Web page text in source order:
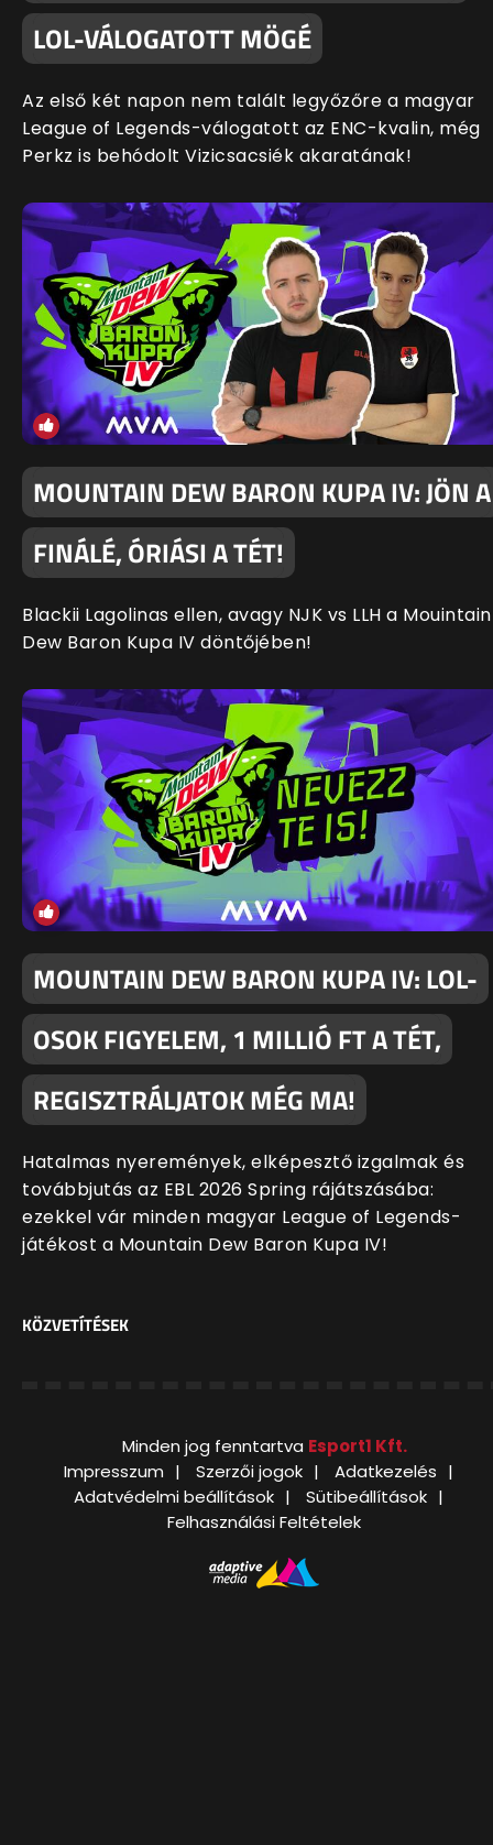
LOL-VÁLOGATOTT MÖGÉ
Az első két napon nem talált legyőzőre a magyar
League of Legends-válogatott az ENC-kvalin, még
Perkz is behódolt Vizicsacsiék akaratának!
MOUNTAIN DEW BARON KUPA IV: JÖN A
FINÁLÉ, ÓRIÁSI A TÉT!
Blackii Lagolinas ellen, avagy NJK vs LLH a Mouintain
Dew Baron Kupa IV döntőjében!
MOUNTAIN DEW BARON KUPA IV: LOL-
OSOK FIGYELEM, 1 MILLIÓ FT A TÉT,
REGISZTRÁLJATOK MÉG MA!
Hatalmas nyeremények, elképesztő izgalmak és
továbbjutás az EBL 2026 Spring rájátszásába:
ezekkel vár minden magyar League of Legends-
játékost a Mountain Dew Baron Kupa IV!
KÖZVETÍTÉSEK
Minden jog fenntartva Esport1 Kft.
Impresszum
Szerzői jogok
Adatkezelés
Adatvédelmi beállítások
Sütibeállítások
Felhasználási Feltételek